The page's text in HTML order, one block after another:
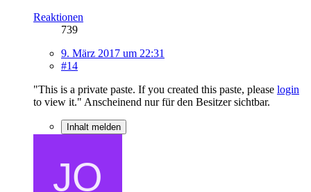
Reaktionen
739
9. März 2017 um 22:31
#14
"This is a private paste. If you created this paste, please login
to view it." Anscheinend nur für den Besitzer sichtbar.
Inhalt melden